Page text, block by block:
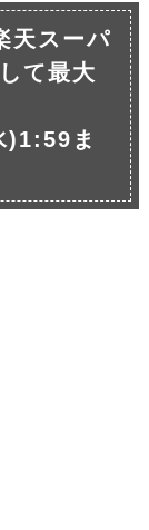
天スーパ
て最大
ま